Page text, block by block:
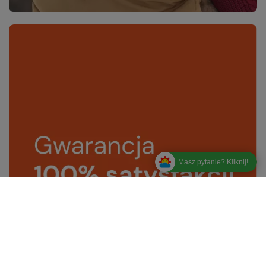
Masz pytanie? Kliknij!